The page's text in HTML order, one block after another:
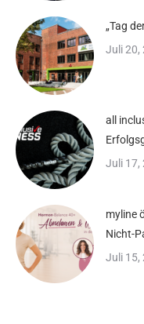
„Tag
Juli 20,
all
Juli 17,
myline
Nicht-
Juli 15,